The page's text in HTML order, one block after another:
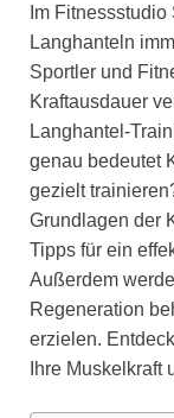
Im
Langhanteln
Sportler und
Kraftausdauer
Langhantel-
genau bedeutet
gezielt
Grundlagen der
Tipps für ein
Außerdem
Regeneration
erzielen.
Ihre Muskelkraft